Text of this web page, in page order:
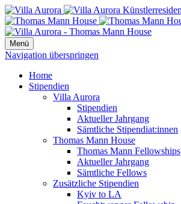
Menü
Navigation überspringen
Home
Stipendien
Villa Aurora
Stipendien
Aktueller Jahrgang
Sämtliche Stipendiat:innen
Thomas Mann House
Thomas Mann Fellowships
Aktueller Jahrgang
Sämtliche Fellows
Zusätzliche Stipendien
Kyiv to LA